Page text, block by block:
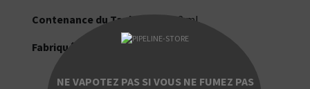
Contenance du Tank XS GT3: 2 ml.
Fabriqué en Allemagne par SmokerStore
"
NE VAPOTEZ PAS SI VOUS NE FUMEZ PAS